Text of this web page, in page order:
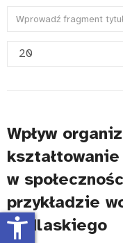
Wprowadź
tytułu
Pokaż
Wpływ
w
przykładzie
podlaskiego
accessibility_new